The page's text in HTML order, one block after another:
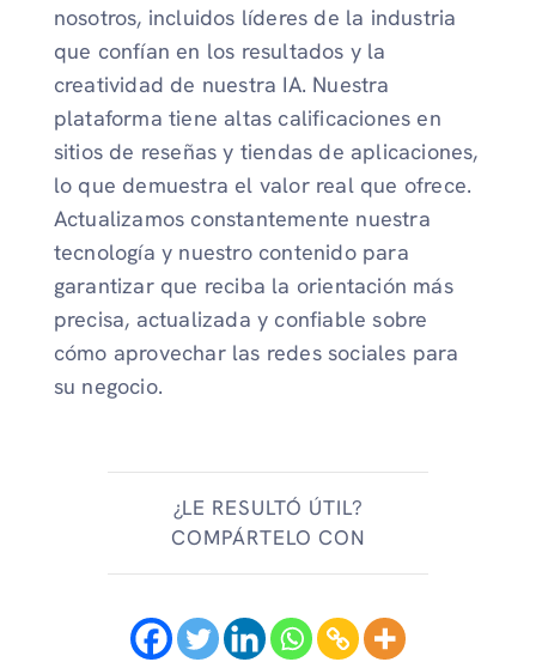
nosotros, incluidos líderes de la industria
que confían en los resultados y la
creatividad de nuestra IA. Nuestra
plataforma tiene altas calificaciones en
sitios de reseñas y tiendas de aplicaciones,
lo que demuestra el valor real que ofrece.
Actualizamos constantemente nuestra
tecnología y nuestro contenido para
garantizar que reciba la orientación más
precisa, actualizada y confiable sobre
cómo aprovechar las redes sociales para
su negocio.
¿LE RESULTÓ ÚTIL?
COMPÁRTELO CON